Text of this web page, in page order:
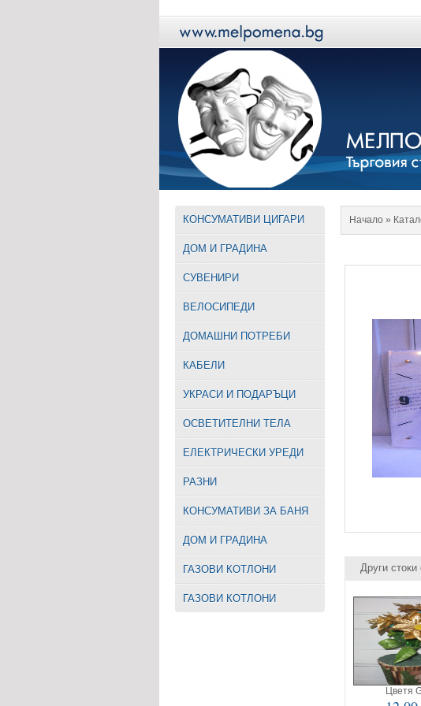
КОНСУМАТИВИ ЦИГАРИ
ДОМ И ГРАДИНА
СУВЕНИРИ
ВЕЛОСИПЕДИ
ДОМАШНИ ПОТРЕБИ
КАБЕЛИ
УКРАСИ И ПОДАРЪЦИ
ОСВЕТИТЕЛНИ ТЕЛА
EЛЕКТРИЧЕСКИ УРЕДИ
РАЗНИ
КОНСУМАТИВИ ЗА БАНЯ
ДОМ И ГРАДИНА
ГАЗОВИ КОТЛОНИ
ГАЗОВИ КОТЛОНИ
Начало »
Други стоки
Цветя